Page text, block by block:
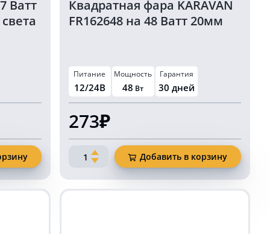
Ватт
Квадратная фара KARAVAN
FR162648 на 48 Ватт 20мм
Питание
12/24В
Мощность
48 Вт
Гарантия
30 дней
273₽
Количество
Квадратная
фара
Добавить в корзину